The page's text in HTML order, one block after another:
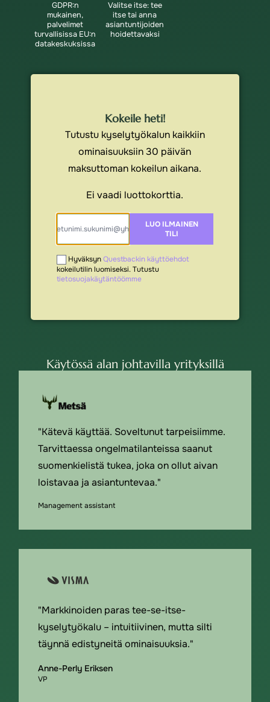
GDPR:n
mukainen,
palvelimet
turvallisissa EU:n
datakeskuksissa
Valitse itse: tee
itse tai anna
asiantuntijoiden
hoidettavaksi
Kokeile heti!
Tutustu kyselytyökalun kaikkiin
ominaisuuksiin 30 päivän
maksuttoman kokeilun aikana.
Ei vaadi luottokorttia.
LUO ILMAINEN
TILI
HyväksynQuestbackin käyttöehdot
kokeilutilin luomiseksi. Tutustu
tietosuojakäytäntöömme
Käytössä alan johtavilla yrityksillä
"Kätevä käyttää. Soveltunut tarpeisiimme.
Tarvittaessa ongelmatilanteissa saanut
suomenkielistä tukea, joka on ollut aivan
loistavaa ja asiantuntevaa."
Management assistant
"Markkinoiden paras tee-se-itse-
kyselytyökalu – intuitiivinen, mutta silti
täynnä edistyneitä ominaisuuksia."
Anne-Perly Eriksen
VP